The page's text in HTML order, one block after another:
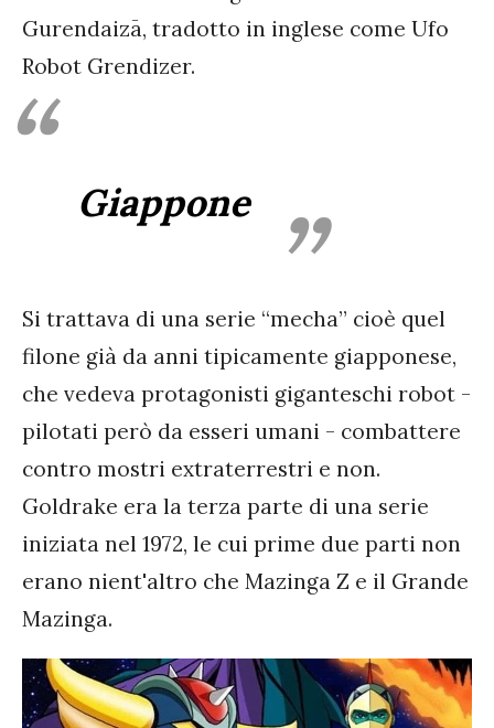
Gurendaizā, tradotto in inglese come Ufo
Robot Grendizer.
Giappone
Si trattava di una serie “mecha” cioè quel
filone già da anni tipicamente giapponese,
che vedeva protagonisti giganteschi robot -
pilotati però da esseri umani - combattere
contro mostri extraterrestri e non.
Goldrake era la terza parte di una serie
iniziata nel 1972, le cui prime due parti non
erano nient'altro che Mazinga Z e il Grande
Mazinga.